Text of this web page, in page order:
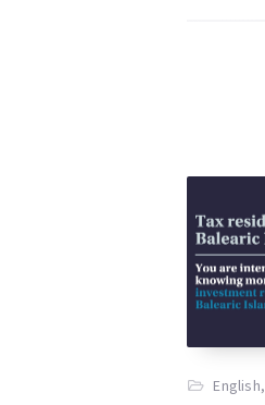
English,